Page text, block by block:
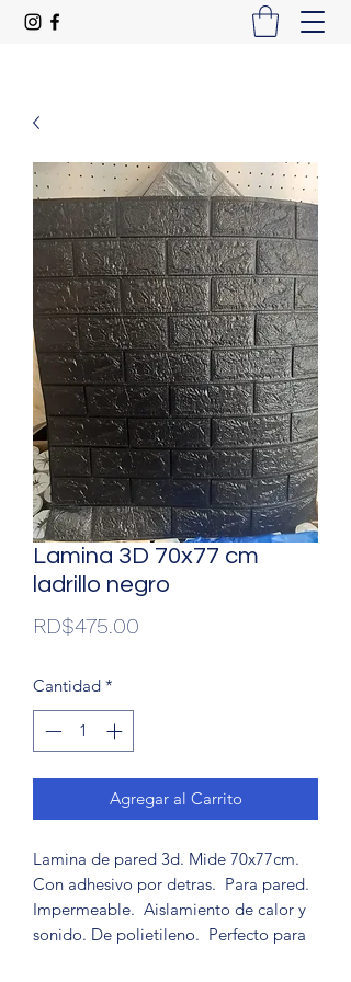
Lamina 3D 70x77 cm
ladrillo negro
RD$475.00
Cantidad *
Agregar al Carrito
Lamina de pared 3d. Mide 70x77cm.
Con adhesivo por detras.  Para pared.
Impermeable.  Aislamiento de calor y
sonido. De polietileno.  Perfecto para